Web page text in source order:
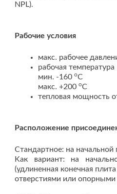
NPL).
Рабочие условия
макс. рабочее
рабочая температура
мин. -160 oС
макс. +200 oС
тепловая мощность
Расположение
Стандартное: на начальной
Kак вариант: на
(удлиненная конечная
отверстиями или